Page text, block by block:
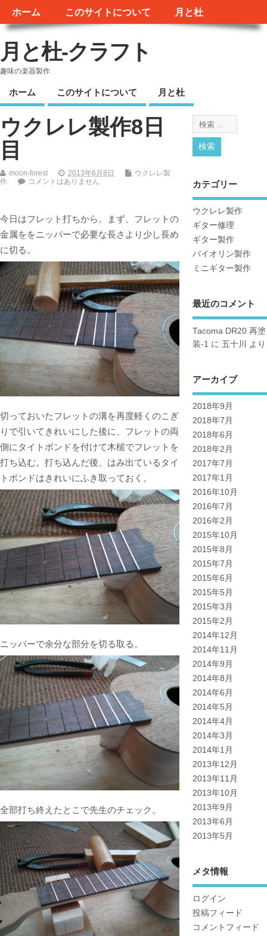
ホーム このサイトについて 月と杜
月と杜-クラフト
趣味の楽器製作
ホーム このサイトについて 月と杜
ウクレレ製作8日
目
moon-forest 2013年6月8日
ウクレレ製
作
コメントはありません
今日はフレット打ちから。まず、フレットの
金属ををニッパーで必要な長さより少し長め
に切る。
切っておいたフレットの溝を再度軽くのこぎ
りで引いてきれいにした後に、フレットの両
側にタイトボンドを付けて木槌でフレットを
打ち込む。打ち込んだ後、はみ出ているタイ
トボンドはきれいにふき取っておく。
ニッパーで余分な部分を切る取る。
全部打ち終えたとこで先生のチェック。
カテゴリー
ウクレレ製作
ギター修理
ギター製作
バイオリン製作
ミニギター製作
最近のコメント
Tacoma DR20 再塗
装-1 に 五十川 より
アーカイブ
2018年9月
2018年7月
2018年6月
2018年2月
2017年7月
2017年1月
2016年10月
2016年7月
2016年2月
2015年10月
2015年8月
2015年7月
2015年6月
2015年5月
2015年3月
2015年2月
2014年12月
2014年11月
2014年9月
2014年8月
2014年6月
2014年5月
2014年4月
2014年3月
2014年1月
2013年12月
2013年11月
2013年10月
2013年9月
2013年6月
2013年5月
メタ情報
ログイン
投稿フィード
コメントフィード